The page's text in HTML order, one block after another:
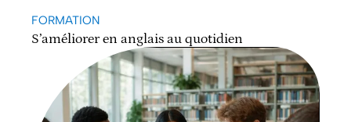
FORMATION
S’améliorer en anglais au quotidien